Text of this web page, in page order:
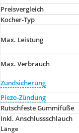
Preis­vergleich
Kocher-Typ
Max. Leistung
Max. Verbrauch
Zündsicherung
Piezo-Zündung
Rutschfeste Gummifüße
Inkl. Anschlussschlauch
Länge